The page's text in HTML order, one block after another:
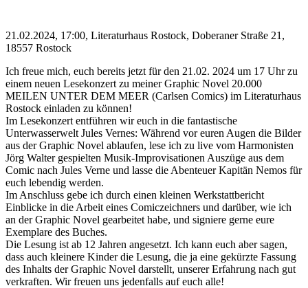
21.02.2024, 17:00, Literaturhaus Rostock, Doberaner Straße 21,
18557 Rostock
Ich freue mich, euch bereits jetzt für den 21.02. 2024 um 17 Uhr zu
einem neuen Lesekonzert zu meiner Graphic Novel 20.000
MEILEN UNTER DEM MEER (Carlsen Comics) im Literaturhaus
Rostock einladen zu können!
Im Lesekonzert entführen wir euch in die fantastische
Unterwasserwelt Jules Vernes: Während vor euren Augen die Bilder
aus der Graphic Novel ablaufen, lese ich zu live vom Harmonisten
Jörg Walter gespielten Musik-Improvisationen Auszüge aus dem
Comic nach Jules Verne und lasse die Abenteuer Kapitän Nemos für
euch lebendig werden.
Im Anschluss gebe ich durch einen kleinen Werkstattbericht
Einblicke in die Arbeit eines Comiczeichners und darüber, wie ich
an der Graphic Novel gearbeitet habe, und signiere gerne eure
Exemplare des Buches.
Die Lesung ist ab 12 Jahren angesetzt. Ich kann euch aber sagen,
dass auch kleinere Kinder die Lesung, die ja eine gekürzte Fassung
des Inhalts der Graphic Novel darstellt, unserer Erfahrung nach gut
verkraften. Wir freuen uns jedenfalls auf euch alle!